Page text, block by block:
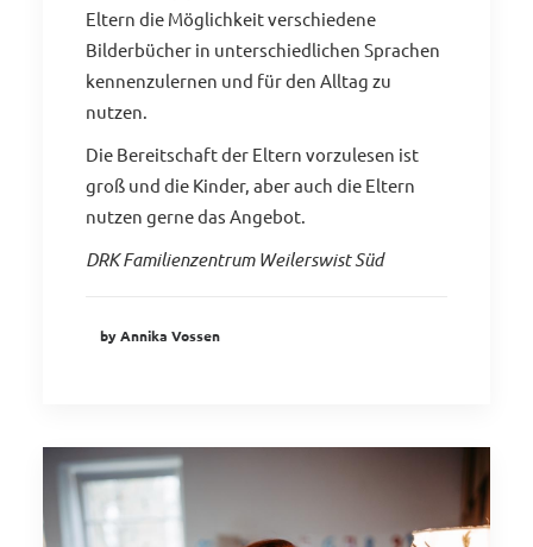
Eltern die Möglichkeit verschiedene
Bilderbücher in unterschiedlichen Sprachen
kennenzulernen und für den Alltag zu
nutzen.
Die Bereitschaft der Eltern vorzulesen ist
groß und die Kinder, aber auch die Eltern
nutzen gerne das Angebot.
DRK Familienzentrum Weilerswist Süd
by Annika Vossen